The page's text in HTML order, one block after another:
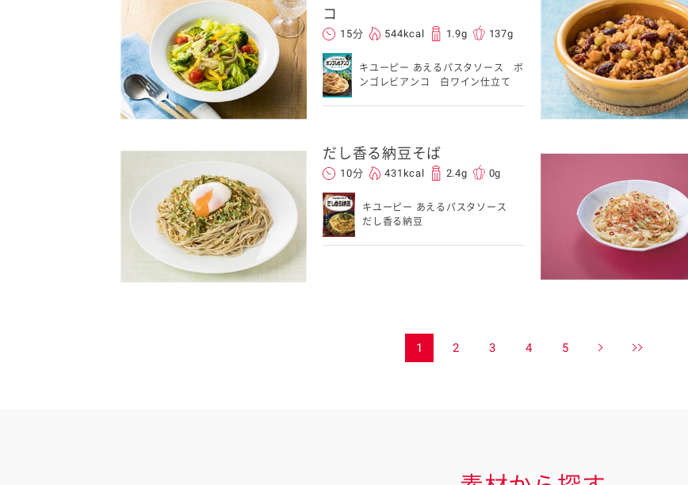
コ
15分 544kcal 1.9g 137g
キユーピー あえるパスタソース ボ
ンゴレビアンコ 白ワイン仕立て
だし香る納豆そば
10分 431kcal 2.4g 0g
キユーピー あえるパスタソース
だし香る納豆
1 2 3 4 5